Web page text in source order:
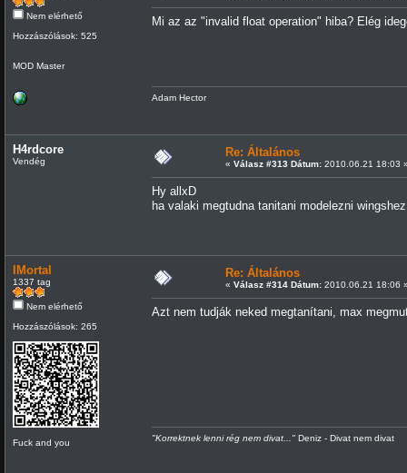
Nem elérhető
Hozzászólások: 525
MOD Master
Mi az az "invalid float operation" hiba? Elég
Adam Hector
H4rdcore
Vendég
Re: Általános
« Válasz #313 Dátum:2010.06.21 18:03
Hy allxD
ha valaki megtudna tanitani modelezni
IMortal
1337 tag
Nem elérhető
Hozzászólások: 265
Fuck and you
Re: Általános
« Válasz #314 Dátum:2010.06.21 18:06
Azt nem tudják neked megtanítani, max
"Korrektnek lenni rég nem divat..."Deniz - Divat nem divat